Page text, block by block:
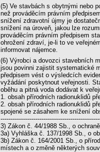
(5) Ve stavbách s obytnými nebo
než prováděcím právním
snížení zdravotní újmy je
snížení na úroveň, jakou lze
prováděcím právním předpisem
ohrožení zdraví, je-li to ve
informovat nájemce.
(6) Výrobci a dovozci stavebních
jsou povinni zajistit systematické
předpisem vést o výsledcích
vyžádání poskytnout veřejnosti.
oběhu a pitná voda dodávat k
1. obsah přírodních radionuklidů
2. obsah přírodních radionuklidů
spojené se zásahem ke snížení
3) Zákon č. 44/1988 Sb., o
3a) Vyhláška č. 137/1998 Sb., o
3b) Zákon č. 164/2001 Sb., o
místech a o změně některých